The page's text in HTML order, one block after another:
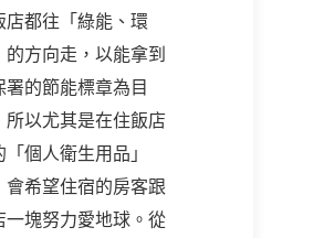
店都往「綠能、環
的方向走，以能拿到
署的節能標章為目
所以尤其是在住飯店
「個人衛生用品」
會希望住宿的房客跟
一塊努力愛地球。從